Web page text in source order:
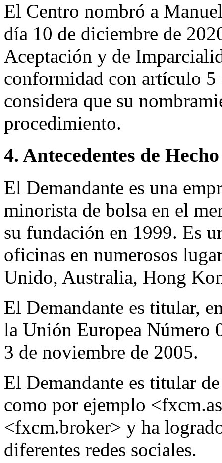
El Centro nombró a
día 10 de diciembre de
Aceptación y de
conformidad con artículo
considera que su
procedimiento.
4. Antecedentes de Hecho
El Demandante es una
minorista de bolsa en el
su fundación en 1999. Es
oficinas en numerosos
Unido, Australia, Hong
El Demandante es titular,
la Unión Europea Número
3 de noviembre de 2005.
El Demandante es titular
como por ejemplo
<fxcm.broker> y ha
diferentes redes sociales.